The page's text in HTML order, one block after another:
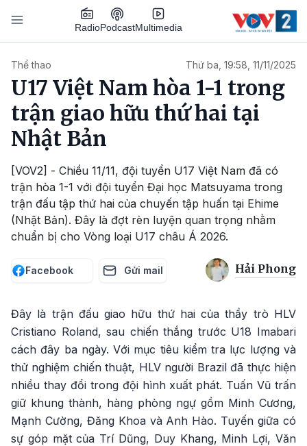
Nhảy đến nội dung
RadioPodcastMultimedia
Thể thao Thứ ba, 19:58, 11/11/2025
U17 Việt Nam hòa 1-1 trong
trận giao hữu thứ hai tại
Nhật Bản
[VOV2] - Chiều 11/11, đội tuyển U17 Việt Nam đã có
trận hòa 1-1 với đội tuyển Đại học Matsuyama trong
trận đấu tập thứ hai của chuyến tập huấn tại Ehime
(Nhật Bản). Đây là đợt rèn luyện quan trọng nhằm
chuẩn bị cho Vòng loại U17 châu Á 2026.
Facebook Gửi mail Hải Phong
Đây là trận đấu giao hữu thứ hai của thầy trò HLV
Cristiano Roland, sau chiến thắng trước U18 Imabari
cách đây ba ngày. Với mục tiêu kiểm tra lực lượng và
thử nghiệm chiến thuật, HLV người Brazil đã thực hiện
nhiều thay đổi trong đội hình xuất phát. Tuấn Vũ trấn
giữ khung thành, hàng phòng ngự gồm Minh Cương,
Mạnh Cường, Đăng Khoa và Anh Hào. Tuyến giữa có
sự góp mặt của Trí Dũng, Duy Khang, Minh Lợi, Văn